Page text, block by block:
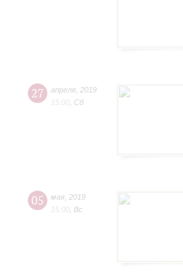
27 апреля 2019
15:00 Сб
05 мая 2019
15:00 Вс